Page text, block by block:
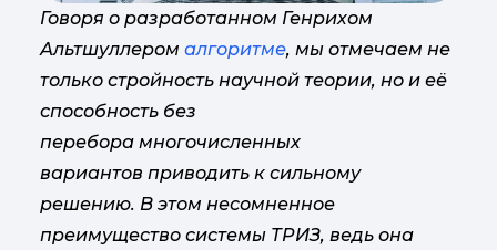
Говоря о разработанном Генрихом
Альтшуллером алгоритме, мы отмечаем не
только стройность научной теории, но и её
способность без
перебора многочисленных
вариантов приводить к сильному
решению. В этом несомненное
преимущество системы ТРИЗ, ведь она